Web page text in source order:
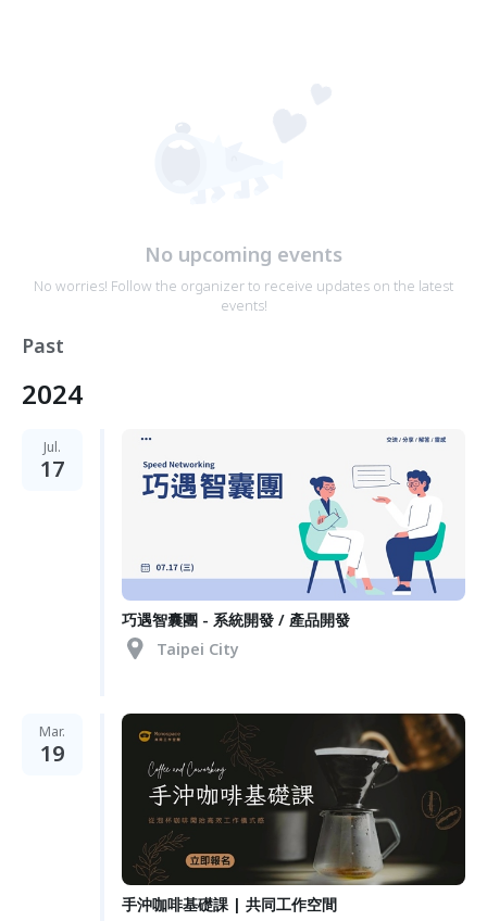
No upcoming events
No worries! Follow the organizer to receive updates on the latest
events!
Past
2024
Jul.
17
巧遇智囊團 - 系統開發 / 產品開發
Taipei City
Mar.
19
手沖咖啡基礎課 | 共同工作空間